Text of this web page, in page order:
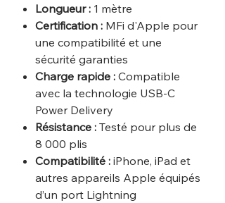
Longueur : 1 mètre
Certification : MFi d'Apple pour
une compatibilité et une
sécurité garanties
Charge rapide : Compatible
avec la technologie USB-C
Power Delivery
Résistance : Testé pour plus de
8 000 plis
Compatibilité : iPhone, iPad et
autres appareils Apple équipés
d’un port Lightning